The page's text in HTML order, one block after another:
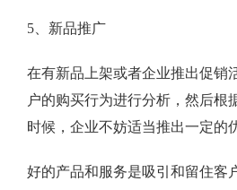
5、新品推广
在有新品上架或者企业推出促销
户的购买行为进行分析，然后
时候，企业不妨适当推出一定的
好的产品和服务是吸引和留住客